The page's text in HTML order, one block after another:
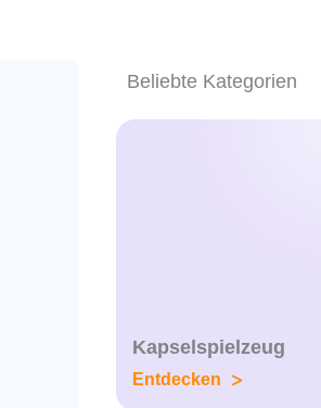
Beliebte Kategorien
Kapselspielzeug
Entdecken